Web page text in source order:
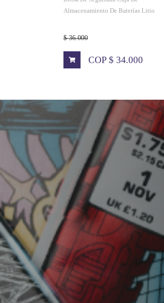
Almacenamiento De Baterías Litio
$ 36.000
COP $ 34.000